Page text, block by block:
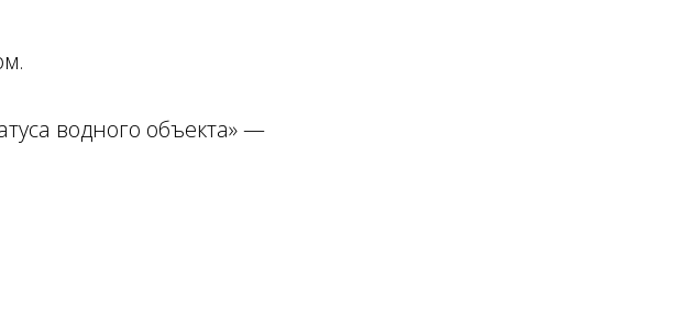
водного объекта» —